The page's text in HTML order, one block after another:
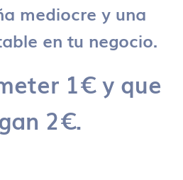
mediocre y una
en tu negocio.
1€ y que
2€.